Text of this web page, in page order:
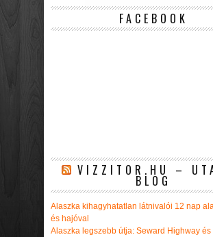
FACEBOOK
VIZZITOR.HU –
BLOG
Alaszka kihagyhatatlan látnivalói 12 nap
és hajóval
Alaszka legszebb útja: Seward Highway és